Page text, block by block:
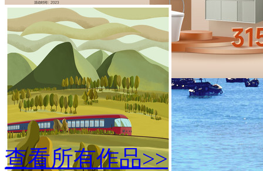
315活动画面 ￥80
查看所有作品>>